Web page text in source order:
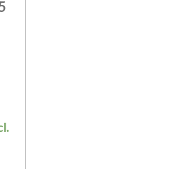
prijs was: €226,94.
prijs is: €181,55.